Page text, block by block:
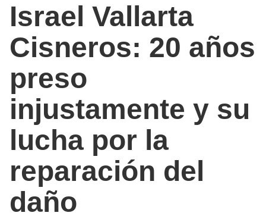
Israel Vallarta
Cisneros: 20 años
preso
injustamente y su
lucha por la
reparación del
daño